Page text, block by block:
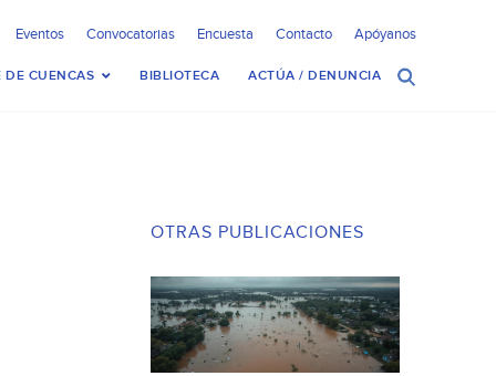
Eventos Convocatorias Encuesta Contacto Apóyanos
DE CUENCAS BIBLIOTECA ACTÚA / DENUNCIA
OTRAS PUBLICACIONES